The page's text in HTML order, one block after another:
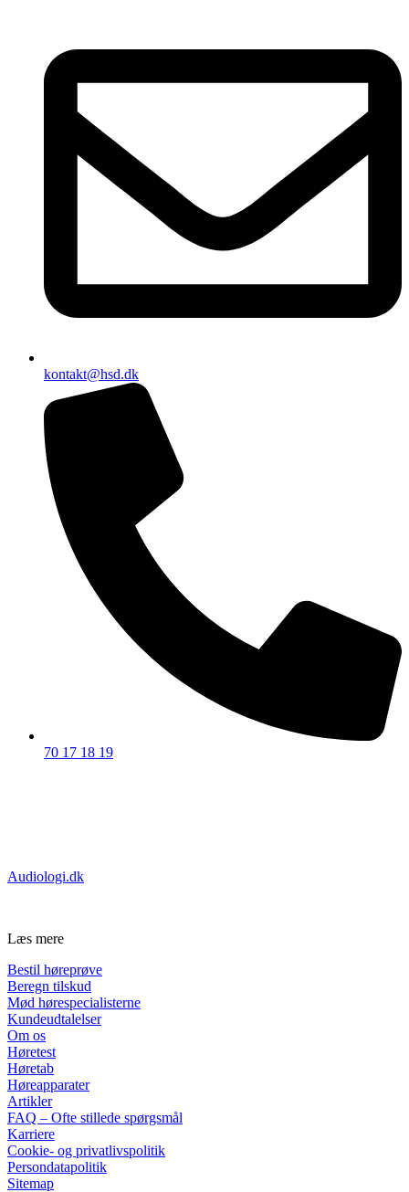
kontakt@hsd.dk
70 17 18 19
Audiologi.dk
Læs mere
Bestil høreprøve
Beregn tilskud
Mød hørespecialisterne
Kundeudtalelser
Om os
Høretest
Høretab
Høreapparater
Artikler
FAQ – Ofte stillede spørgsmål
Karriere
Cookie- og privatlivspolitik
Persondatapolitik
Sitemap